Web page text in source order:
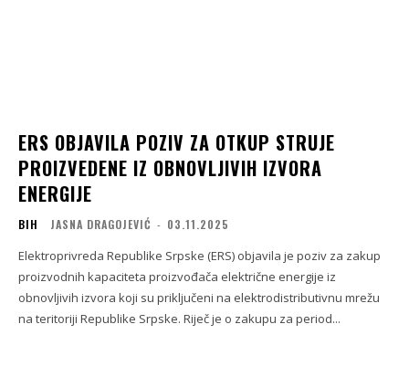
ERS OBJAVILA POZIV ZA OTKUP STRUJE
PROIZVEDENE IZ OBNOVLJIVIH IZVORA
ENERGIJE
BIH JASNA DRAGOJEVIĆ - 03.11.2025
Elektroprivreda Republike Srpske (ERS) objavila je poziv za zakup
proizvodnih kapaciteta proizvođača električne energije iz
obnovljivih izvora koji su priključeni na elektrodistributivnu mrežu
na teritoriji Republike Srpske. Riječ je o zakupu za period...